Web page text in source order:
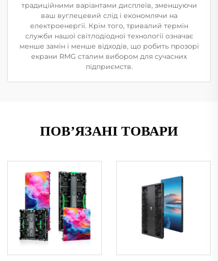
традиційними варіантами дисплеїв, зменшуючи
ваш вуглецевий слід і економлячи на
електроенергії. Крім того, тривалий термін
служби нашої світлодіодної технології означає
менше замін і менше відходів, що робить прозорі
екрани RMG сталим вибором для сучасних
підприємств.
ПОВ’ЯЗАНІ ТОВАРИ